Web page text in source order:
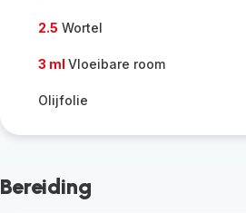
2.5 Wortel
3 ml Vloeibare room
Olijfolie
Bereiding